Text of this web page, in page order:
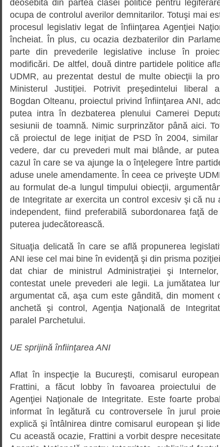
deosebită din partea clasei politice pentru
ocupa de controlul averilor demnitarilor. Totuşi mai
procesul legislativ legat de înfiinţarea Agenţiei
încheiat. În plus, cu ocazia dezbaterilor din
parte din prevederile legislative incluse în
modificări. De altfel, două dintre partidele politice
UDMR, au prezentat destul de multe obiecţii la
Ministerul Justiţiei. Potrivit preşedintelui liberal
Bogdan Olteanu, proiectul privind înfiinţarea ANI,
putea intra în dezbaterea plenului Camerei
sesiunii de toamnă. Nimic surprinzător până aici.
că proiectul de lege iniţiat de PSD în 2004,
vedere, dar cu prevederi mult mai blânde, ar
cazul în care se va ajunge la o înţelegere între
aduse unele amendamente. În ceea ce priveşte
au formulat de-a lungul timpului obiecţii,
de Integritate ar exercita un control excesiv şi că nu
independent, fiind preferabilă subordonarea faţă
puterea judecătorească.
Situaţia delicată în care se află propunerea
ANI iese cel mai bine în evidenţă şi din prisma
dat chiar de ministrul Administraţiei şi
contestat unele prevederi ale legii. La jumătatea
argumentat că, aşa cum este gândită, din moment
anchetă şi control, Agenţia Naţională de
paralel Parchetului.
UE sprijină înfiinţarea ANI
Aflat în inspecţie la Bucureşti, comisarul
Frattini, a făcut lobby în favoarea proiectului de
Agenţiei Naţionale de Integritate. Este foarte
informat în legătură cu controversele în jurul
explică şi întâlnirea dintre comisarul european şi
Cu această ocazie, Frattini a vorbit despre